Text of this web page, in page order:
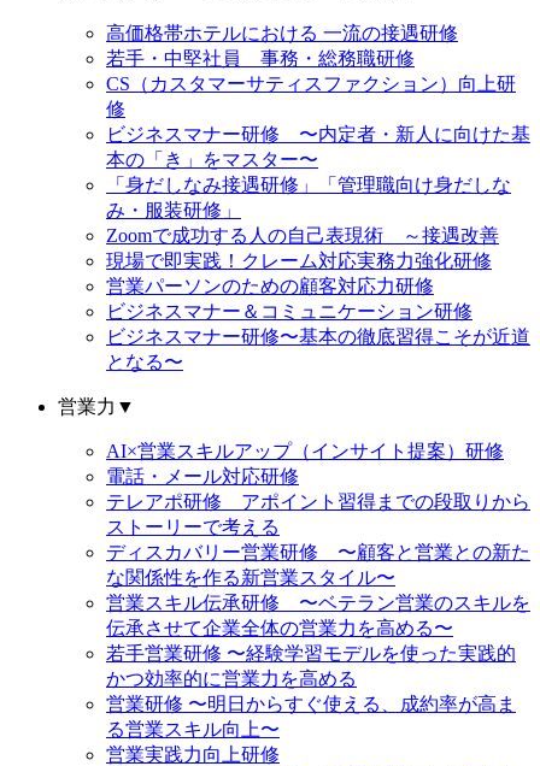
高価格帯ホテルにおける 一流の接遇研修
若手・中堅社員 事務・総務職研修
CS（カスタマーサティスファクション）向上研
修
ビジネスマナー研修 〜内定者・新人に向けた基
本の「き」をマスター〜
「身だしなみ接遇研修」「管理職向け身だしな
み・服装研修」
Zoomで成功する人の自己表現術 ～接遇改善
現場で即実践！クレーム対応実務力強化研修
営業パーソンのための顧客対応力研修
ビジネスマナー＆コミュニケーション研修
ビジネスマナー研修〜基本の徹底習得こそが近道
となる〜
営業力 ▼
AI×営業スキルアップ（インサイト提案）研修
電話・メール対応研修
テレアポ研修 アポイント習得までの段取りから
ストーリーで考える
ディスカバリー営業研修 〜顧客と営業との新た
な関係性を作る新営業スタイル〜
営業スキル伝承研修 〜ベテラン営業のスキルを
伝承させて企業全体の営業力を高める〜
若手営業研修 〜経験学習モデルを使った実践的
かつ効率的に営業力を高める
営業研修 〜明日からすぐ使える、成約率が高ま
る営業スキル向上〜
営業実践力向上研修